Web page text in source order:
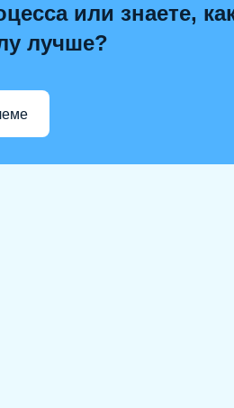
или знаете,
лучше?